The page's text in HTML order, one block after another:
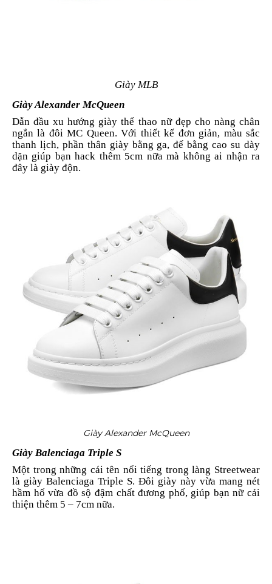
Giày MLB
Giày Alexander McQueen
Dẫn đầu xu hướng giày thể thao nữ đẹp cho nàng chân
ngắn là đôi MC Queen. Với thiết kế đơn giản, màu sắc
thanh lịch, phần thân giày bằng ga, đế bằng cao su dày
dặn giúp bạn hack thêm 5cm nữa mà không ai nhận ra
đây là giày độn.
Giày Alexander McQueen
Giày Balenciaga Triple S
Một trong những cái tên nổi tiếng trong làng Streetwear
là giày Balenciaga Triple S. Đôi giày này vừa mang nét
hầm hố vừa đồ sộ đậm chất đương phố, giúp bạn nữ cải
thiện thêm 5 – 7cm nữa.